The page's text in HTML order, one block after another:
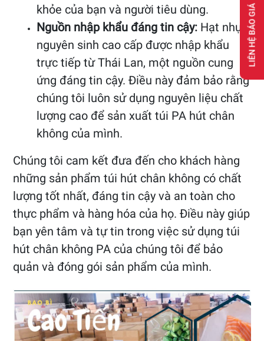
khỏe của bạn và người tiêu dùng.
Nguồn nhập khẩu đáng tin cậy: Hạt nhựa
nguyên sinh cao cấp được nhập khẩu
trực tiếp từ Thái Lan, một nguồn cung
ứng đáng tin cậy. Điều này đảm bảo rằng
chúng tôi luôn sử dụng nguyên liệu chất
lượng cao để sản xuất túi PA hút chân
không của mình.
Chúng tôi cam kết đưa đến cho khách hàng
những sản phẩm túi hút chân không có chất
lượng tốt nhất, đáng tin cậy và an toàn cho
thực phẩm và hàng hóa của họ. Điều này giúp
bạn yên tâm và tự tin trong việc sử dụng túi
hút chân không PA của chúng tôi để bảo
quản và đóng gói sản phẩm của mình.
LIÊN HỆ BÁO GIÁ